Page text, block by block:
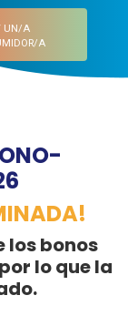
UN/A
A
los bonos
lo que la